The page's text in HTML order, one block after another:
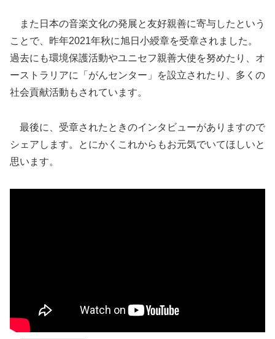
また日本の音楽文化の発展と友好親善に寄与したという
ことで、昨年2021年秋に旭日小綬章を受章されました。
過去にも環境保護活動やユニセフ親善大使を努めたり、オ
ーストラリアに「がんセンター」を設立されたり、多くの
社会貢献活動もされています。
最後に、受章されたときのインタビューがありますので
シェアします。とにかくこれからもお元気でいてほしいと
思います。